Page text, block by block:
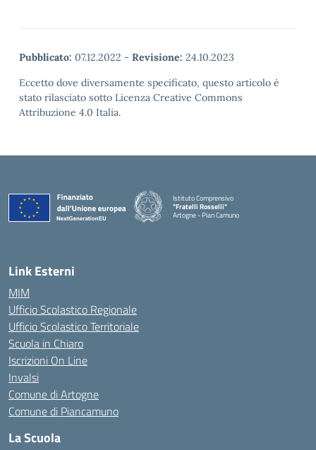
Pubblicato: 07.12.2022 - Revisione: 24.10.2023
Eccetto dove diversamente specificato, questo articolo è
stato rilasciato sotto Licenza Creative Commons
Attribuzione 4.0 Italia.
Istituto Comprensivo
"Fratelli Rosselli"
Artogne - Pian Camuno
— Visita la pagina iniziale della scuola
Link Esterni
MIM
Ufficio Scolastico Regionale
Ufficio Scolastico Territoriale
Scuola in Chiaro
Iscrizioni On Line
Invalsi
Comune di Artogne
Comune di Piancamuno
La Scuola